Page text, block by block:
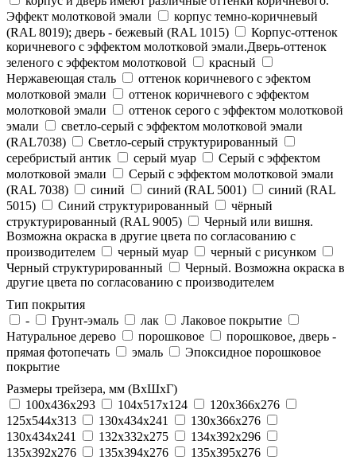
Эффект молотковой эмали
корпус темно-коричневый
(RAL 8019); дверь - бежевый (RAL 1015)
Корпус-оттенок
коричневого с эффектом молотковой эмали.Дверь-оттенок
зеленого с эффектом молотковой
красный
Нержавеющая сталь
оттенок коричневого с эфектом
молотковой эмали
оттенок коричневого с эффектом
молотковой эмали
оттенок серого с эффектом молотковой
эмали
светло-серый с эффектом молотковой эмали
(RAL7038)
Светло-серый структурированный
серебристый антик
серый муар
Серый с эффектом
молотковой эмали
Серый с эффектом молотковой эмали
(RAL 7038)
синий синий (RAL 5001)
синий (RAL
5015)
Синий структурированный
чёрный
структурированный (RAL 9005)
Черный или вишня.
Возможна окраска в другие цвета по согласованию с
производителем
черный муар
черный с рисунком
Черный структурированный
Черный. Возможна окраска в
другие цвета по согласованию с производителем
Тип покрытия
-
Грунт-эмаль лак
Лаковое покрытие
Натуральное дерево
порошковое
порошковое, дверь -
прямая фотопечать
эмаль
Эпоксидное порошковое
покрытие
Размеры трейзера, мм (ВхШхГ)
100x436x293
104х517х124
120x366x276
125x544x313
130x434x241
130х366х276
130х434х241
132x332x275
134x392x296
135x392x276
135x394x276
135x395x276